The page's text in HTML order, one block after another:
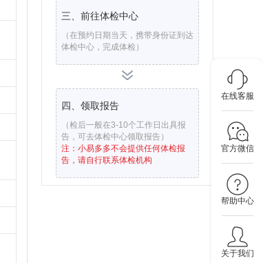
在线客服
官方微信
帮助中心
关于我们
三、前往体检中心
（在预约日期当天，携带身份证到达
体检中心，完成体检）
四、领取报告
（检后一般在3-10个工作日出具报
告，可去体检中心领取报告）
注：小易多多不会提供任何体检报
告，请自行联系体检机构